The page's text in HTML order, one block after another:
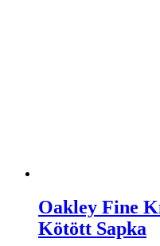
Oakley Fine
Kötött Sapka